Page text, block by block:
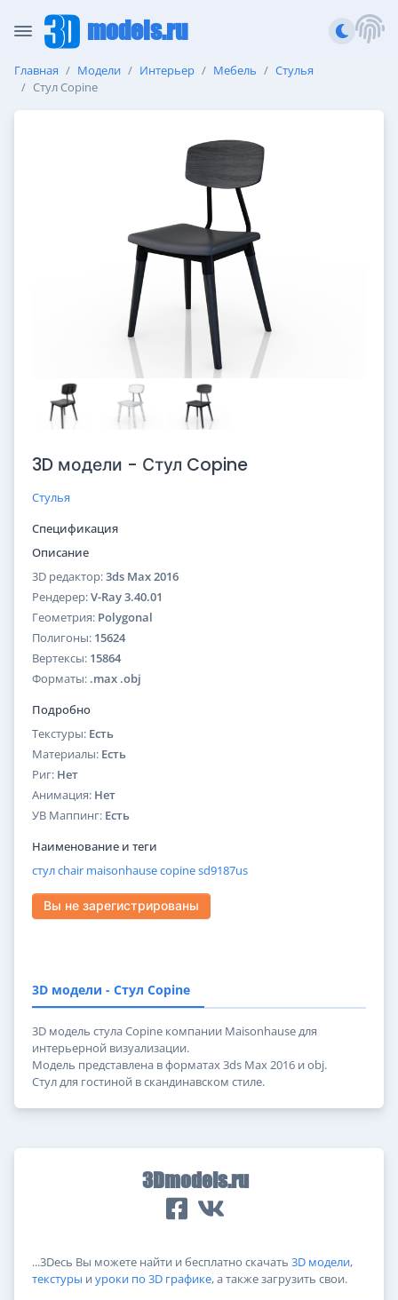
models.ru
Главная Модели Интерьер Мебель
Стулья
Стул Copine
3D модели - Стул Copine
Стулья
Спецификация
Описание
3D редактор:3ds Max 2016
Рендерер:V-Ray 3.40.01
Геометрия: Polygonal
Полигоны: 15624
Вертексы: 15864
Форматы: .max .obj
Подробно
Текстуры: Есть
Материалы: Есть
Риг: Нет
Анимация: Нет
УВ Маппинг: Есть
Наименование и теги
стулchair maisonhausecopinesd9187us
Вы не зарегистрированы
3D модели - Стул Copine
3D модель стула Copine компании Maisonhause для
интерьерной визуализации.
Модель представлена в форматах 3ds Max 2016 и obj.
Стул для гостиной в скандинавском стиле.
3Dmodels.ru
...3Dесь Вы можете найти и бесплатно скачать 3D модели,
текстуры и уроки по 3D графике, а также загрузить свои.